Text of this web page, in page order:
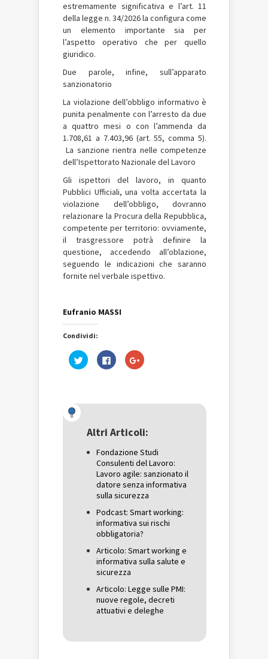
estremamente significativa e l’art. 11
della legge n. 34/2026 la configura come
un elemento importante sia per
l’aspetto operativo che per quello
giuridico.
Due parole, infine, sull’apparato
sanzionatorio
La violazione dell’obbligo informativo è
punita penalmente con l’arresto da due
a quattro mesi o con l’ammenda da
1.708,61 a 7.403,96 (art. 55, comma 5).
La sanzione rientra nelle competenze
dell’Ispettorato Nazionale del Lavoro
Gli ispettori del lavoro, in quanto
Pubblici Ufficiali, una volta accertata la
violazione dell’obbligo, dovranno
relazionare la Procura della Repubblica,
competente per territorio: ovviamente,
il trasgressore potrà definire la
questione, accedendo all’oblazione,
seguendo le indicazioni che saranno
fornite nel verbale ispettivo.
Eufranio MASSI
Condividi:
Fai
clic
una
nuova
Fai
clic
nuova
finestra)
Fai
clic
una
nuova
Altri Articoli:
Fondazione Studi
Consulenti del Lavoro:
Lavoro agile: sanzionato il
datore senza informativa
sulla sicurezza
Podcast: Smart working:
informativa sui rischi
obbligatoria?
Articolo: Smart working e
informativa sulla salute e
sicurezza
Articolo: Legge sulle PMI:
nuove regole, decreti
attuativi e deleghe